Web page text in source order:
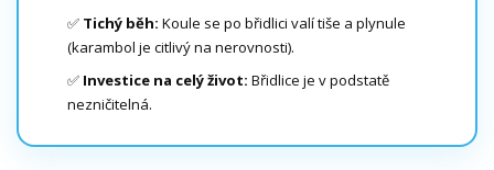
✅ Tichý běh: Koule se po břidlici valí tiše a plynule
(karambol je citlivý na nerovnosti).
✅ Investice na celý život: Břidlice je v podstatě
nezničitelná.